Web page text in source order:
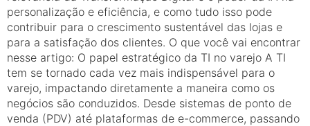
personalização e eficiência, e como tudo isso pode
contribuir para o crescimento sustentável das lojas e
para a satisfação dos clientes. O que você vai encontrar
nesse artigo: O papel estratégico da TI no varejo A TI
tem se tornado cada vez mais indispensável para o
varejo, impactando diretamente a maneira como os
negócios são conduzidos. Desde sistemas de ponto de
venda (PDV) até plataformas de e-commerce, passando